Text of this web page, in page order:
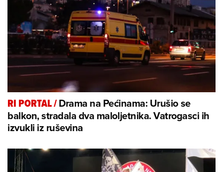
RI PORTAL/Drama na Pećinama: Urušio se
balkon, stradala dva maloljetnika. Vatrogasci ih
izvukli iz ruševina